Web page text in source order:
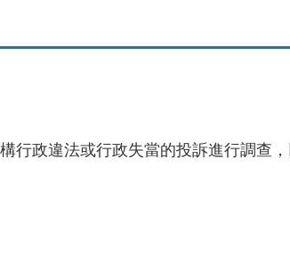
行政違法或行政失當的投訴進行調查